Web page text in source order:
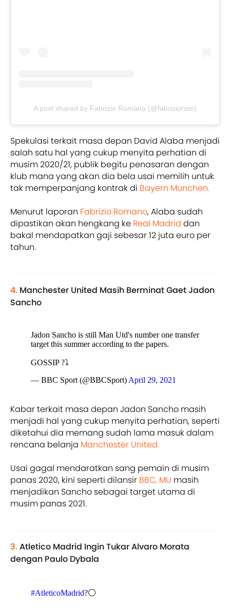
A post shared by Fabrizio Romano (@fabriziorom)
Spekulasi terkait masa depan David Alaba menjadi
salah satu hal yang cukup menyita perhatian di
musim 2020/21, publik begitu penasaran dengan
klub mana yang akan dia bela usai memilih untuk
tak memperpanjang kontrak di Bayern Munchen.
Menurut laporan Fabrizio Romano, Alaba sudah
dipastikan akan hengkang ke Real Madrid dan
bakal mendapatkan gaji sebesar 12 juta euro per
tahun.
4. Manchester United Masih Berminat Gaet Jadon
Sancho
Jadon Sancho is still Man Utd's number one transfer
target this summer according to the papers.
GOSSIP ?⤵
— BBC Sport (@BBCSport) April 29, 2021
Kabar terkait masa depan Jadon Sancho masih
menjadi hal yang cukup menyita perhatian, seperti
diketahui dia memang sudah lama masuk dalam
rencana belanja Manchester United.
Usai gagal mendaratkan sang pemain di musim
panas 2020, kini seperti dilansir BBC, MU masih
menjadikan Sancho sebagai target utama di
musim panas 2021.
3. Atletico Madrid Ingin Tukar Alvaro Morata
dengan Paulo Dybala
#AtleticoMadrid?⚪